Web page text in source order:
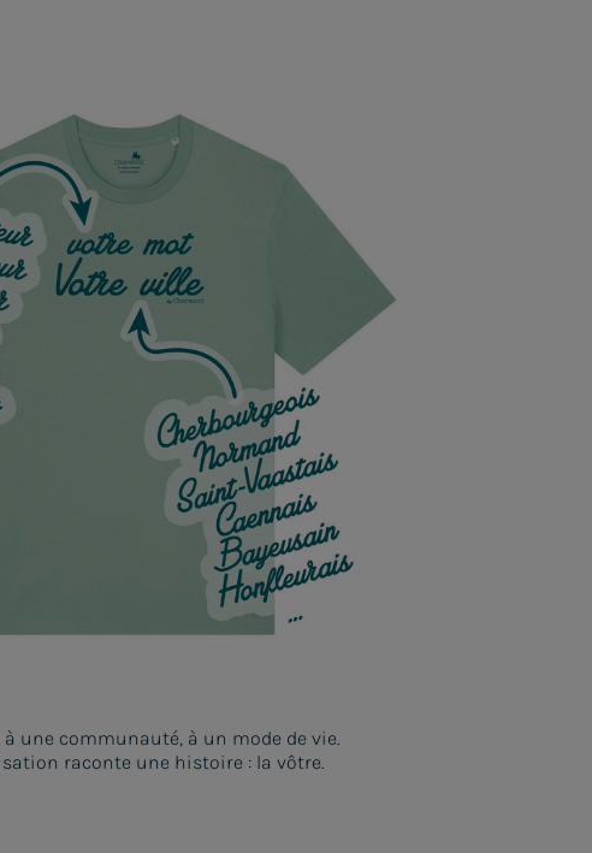
à une communauté, à un mode de vie.
raconte une histoire : la vôtre.